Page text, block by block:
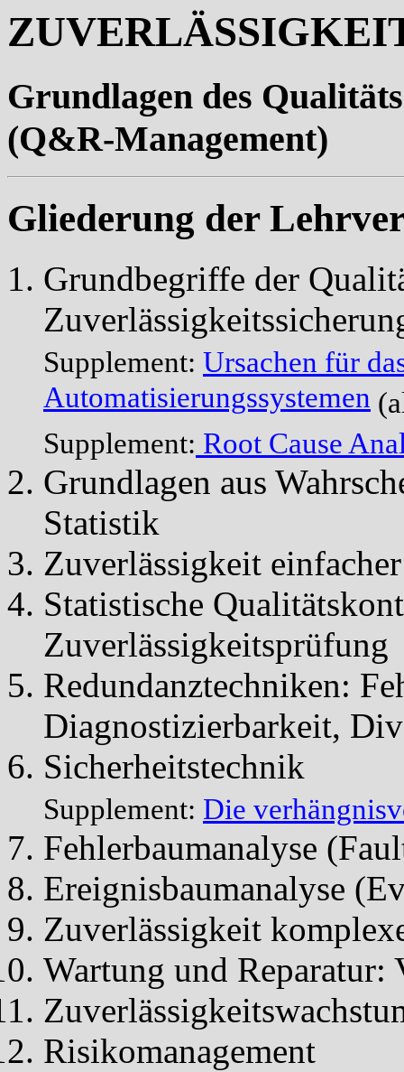
Grundlagen des
(Q&R-Management)
Gliederung der
Grundbegriffe der
Supplement: Ursachen für
Automatisierungssystemen
Supplement: Root Cause
Grundlagen aus
Statistik
Zuverlässigkeit
Statistische
Zuverlässigkeitsprüfung
Redundanztechniken:
Diagnostizierbarkeit,
Sicherheitstechnik
Supplement: Die
Fehlerbaumanalyse
Ereignisbaumanalyse
Zuverlässigkeit
Wartung und Reparatur:
Risikomanagement